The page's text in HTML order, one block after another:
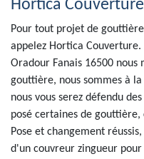
Hortica Couverture
Pour tout projet de
appelez Hortica
Oradour Fanais 16500
gouttière, nous sommes à
nous vous serez défendu
posé certaines de
Pose et changement
d'un couvreur zingueur